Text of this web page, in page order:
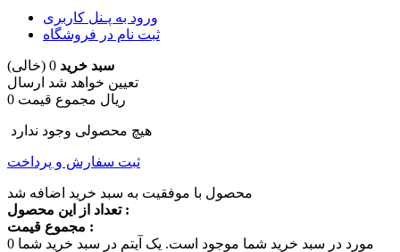
ورود به پـنل کاربری
ثبت نام در فروشگاه
سبد خرید 0 (خالی)
تعیین خواهد شد ارسال
0 ریال مجموع قیمت
هیچ محصولی وجود ندارد
ثبت سفارش و پرداخت
محصول با موفقیت به سبد خرید اضافه شد
تعداد از این محصول :
مجموع قیمت :
0
مورد در سبد خرید شما موجود است. یک آیتم در سبد خرید شما